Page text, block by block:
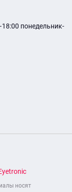
понедельник-
носят